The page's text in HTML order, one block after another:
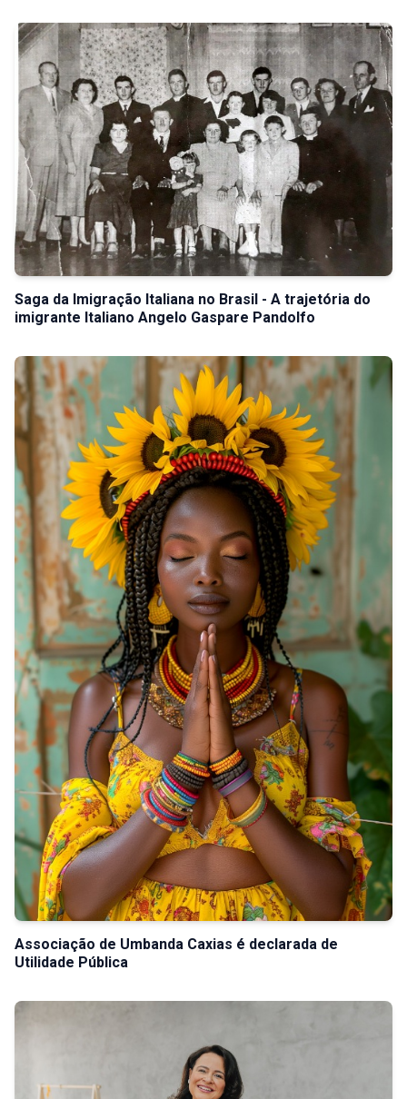
Saga da Imigração Italiana no Brasil - A trajetória do
imigrante Italiano Angelo Gaspare Pandolfo
Associação de Umbanda Caxias é declarada de
Utilidade Pública